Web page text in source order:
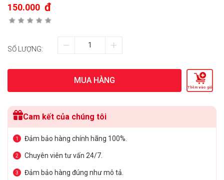
150.000 đ
SỐ LƯỢNG:
MUA HÀNG
Thêm vào giỏ
Cam kết của chúng tôi
1 Đảm bảo hàng chính hãng 100%.
2 Chuyên viên tư vấn 24/7.
3 Đảm bảo hàng đúng như mô tả.